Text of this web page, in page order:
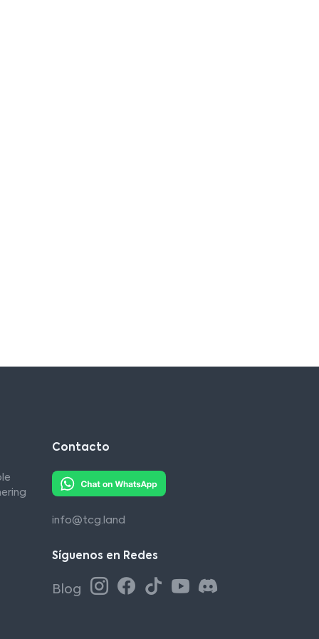
Contacto
info@tcg.land
Síguenos en Redes
Blog